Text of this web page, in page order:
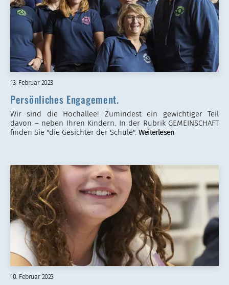
13. Februar 2023
Persönliches Engagement.
Wir sind die Hochallee! Zumindest ein gewichtiger Teil
davon – neben Ihren Kindern. In der Rubrik GEMEINSCHAFT
finden Sie "die Gesichter der Schule". Weiterlesen
10. Februar 2023